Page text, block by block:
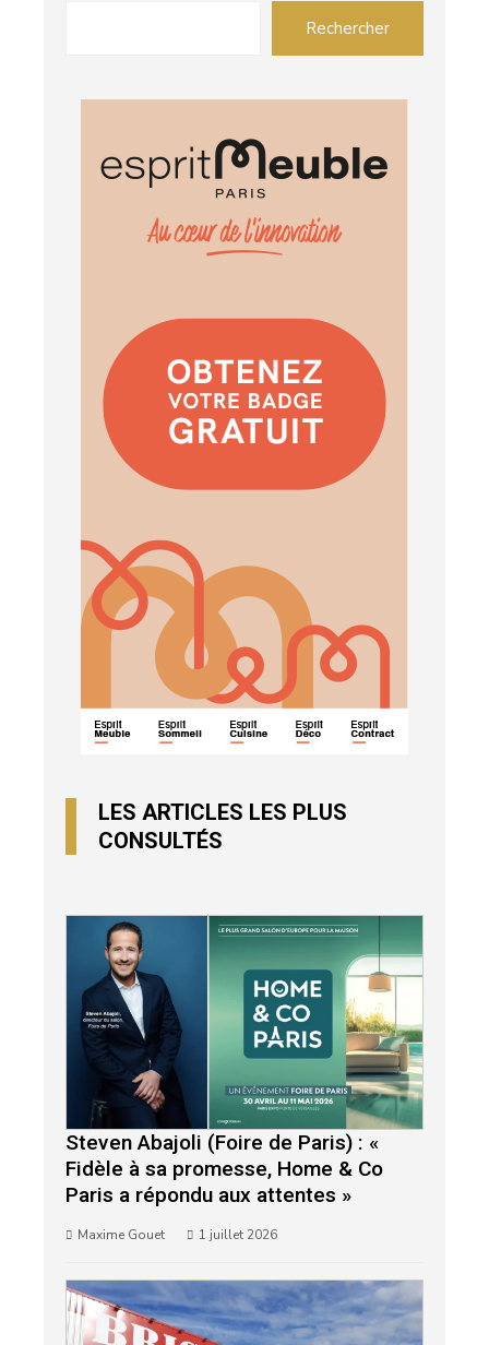
Rechercher
LES ARTICLES LES PLUS
CONSULTÉS
Steven Abajoli (Foire de Paris) : «
Fidèle à sa promesse, Home & Co
Paris a répondu aux attentes »
Maxime Gouet 1 juillet 2026